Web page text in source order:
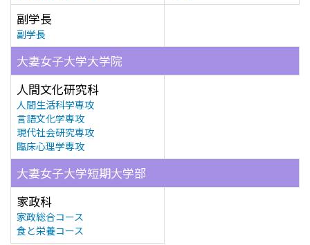
副学長
副学長
大妻女子大学大学院
人間文化研究科
人間生活科学専攻
言語文化学専攻
現代社会研究専攻
臨床心理学専攻
大妻女子大学短期大学部
家政科
家政総合コース
食と栄養コース